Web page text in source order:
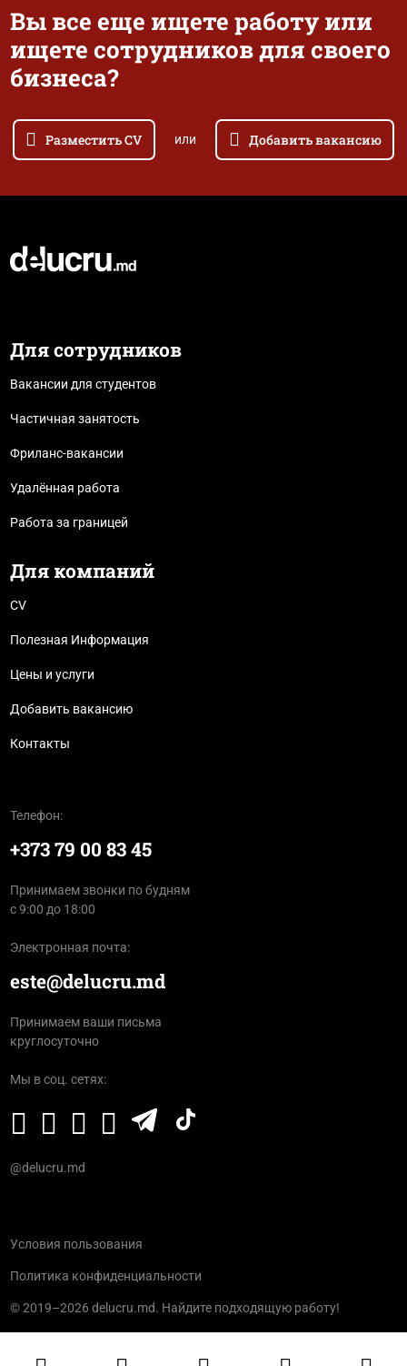
Вы все еще ищете работу или
ищете сотрудников для своего
бизнеса?
Разместить CV или Добавить вакансию
Для сотрудников
Вакансии для студентов
Частичная занятость
Фриланс-вакансии
Удалённая работа
Работа за границей
Для компаний
CV
Полезная Информация
Цены и услуги
Добавить вакансию
Контакты
Телефон:
+373 79 00 83 45
Принимаем звонки по будням
с 9:00 до 18:00
Электронная почта:
este@delucru.md
Принимаем ваши письма
круглосуточно
Мы в соц. сетях:
@delucru.md
© 2019–2026 delucru.md. Найдите подходящую работу!
Условия пользования
Политика конфиденциальности